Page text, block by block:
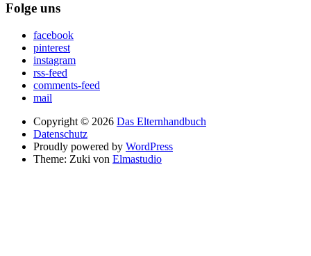
Folge uns
facebook
pinterest
instagram
rss-feed
comments-feed
mail
Copyright © 2026 Das Elternhandbuch
Datenschutz
Proudly powered by WordPress
Theme: Zuki von Elmastudio